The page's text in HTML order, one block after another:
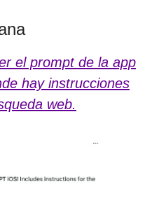
el prompt de la app
hay instrucciones
web.